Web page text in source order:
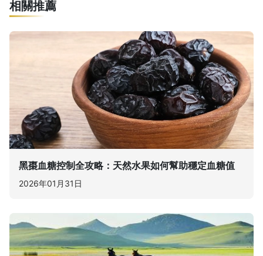
相關推薦
黑棗血糖控制全攻略：天然水果如何幫助穩定血糖值
2026年01月31日